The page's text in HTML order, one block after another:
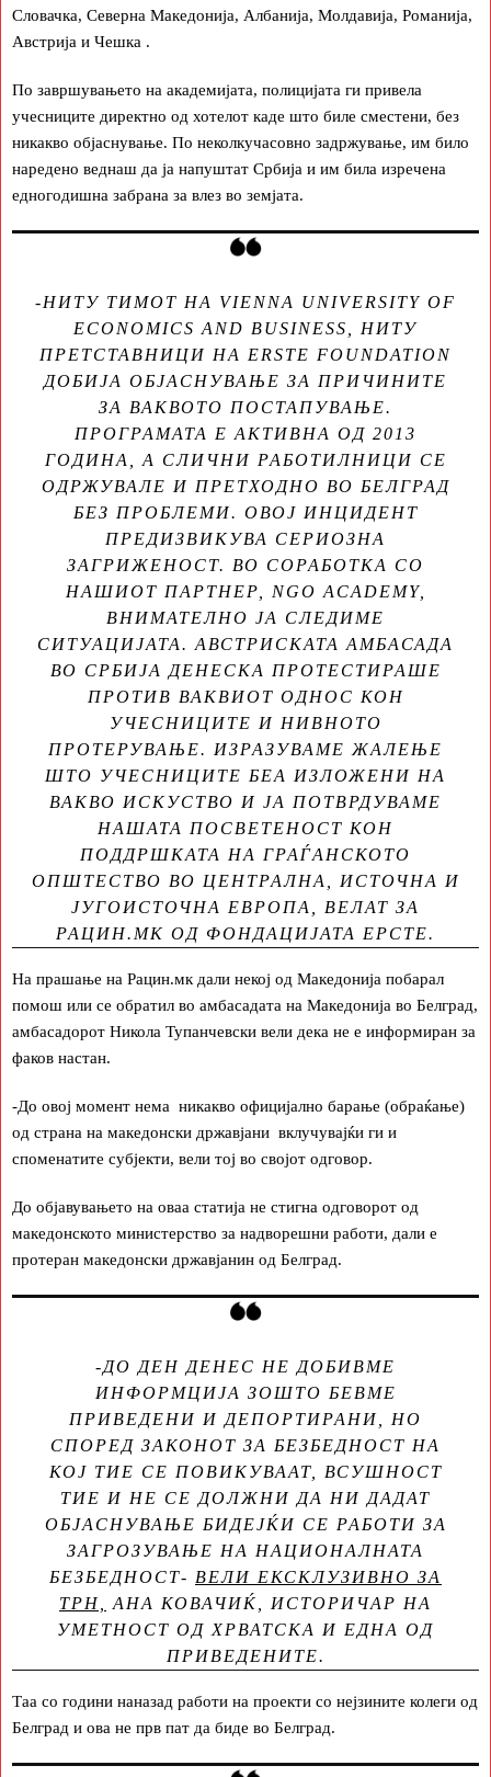
Словачка, Северна Македонија, Албанија, Молдавија, Романија,
Австрија и Чешка .
По завршувањето на академијата, полицијата ги привела
учесниците директно од хотелот каде што биле сместени, без
никакво објаснување. По неколкучасовно задржување, им било
наредено веднаш да ја напуштат Србија и им била изречена
едногодишна забрана за влез во земјата.
-НИТУ ТИМОТ НА VIENNA UNIVERSITY OF
ECONOMICS AND BUSINESS, НИТУ
ПРЕТСТАВНИЦИ НА ERSTE FOUNDATION
ДОБИЈА ОБЈАСНУВАЊЕ ЗА ПРИЧИНИТЕ
ЗА ВАКВОТО ПОСТАПУВАЊЕ.
ПРОГРАМАТА Е АКТИВНА ОД 2013
ГОДИНА, А СЛИЧНИ РАБОТИЛНИЦИ СЕ
ОДРЖУВАЛЕ И ПРЕТХОДНО ВО БЕЛГРАД
БЕЗ ПРОБЛЕМИ. ОВОЈ ИНЦИДЕНТ
ПРЕДИЗВИКУВА СЕРИОЗНА
ЗАГРИЖЕНОСТ. ВО СОРАБОТКА СО
НАШИОТ ПАРТНЕР, NGO ACADEMY,
ВНИМАТЕЛНО ЈА СЛЕДИМЕ
СИТУАЦИЈАТА. АВСТРИСКАТА АМБАСАДА
ВО СРБИЈА ДЕНЕСКА ПРОТЕСТИРАШЕ
ПРОТИВ ВАКВИОТ ОДНОС КОН
УЧЕСНИЦИТЕ И НИВНОТО
ПРОТЕРУВАЊЕ. ИЗРАЗУВАМЕ ЖАЛЕЊЕ
ШТО УЧЕСНИЦИТЕ БЕА ИЗЛОЖЕНИ НА
ВАКВО ИСКУСТВО И ЈА ПОТВРДУВАМЕ
НАШАТА ПОСВЕТЕНОСТ КОН
ПОДДРШКАТА НА ГРАЃАНСКОТО
ОПШТЕСТВО ВО ЦЕНТРАЛНА, ИСТОЧНА И
ЈУГОИСТОЧНА ЕВРОПА, ВЕЛАТ ЗА
РАЦИН.МК ОД ФОНДАЦИЈАТА ЕРСТЕ.
На прашање на Рацин.мк дали некој од Македонија побарал
помош или се обратил во амбасадата на Македонија во Белград,
амбасадорот Никола Тупанчевски вели дека не е информиран за
факов настан.
-До овој момент нема никакво официјално барање (обраќање)
од страна на македонски државјани вклучувајќи ги и
споменатите субјекти, вели тој во својот одговор.
До објавувањето на оваа статија не стигна одговорот од
македонското министерство за надворешни работи, дали е
протеран македонски државјанин од Белград.
-ДО ДЕН ДЕНЕС НЕ ДОБИВМЕ
ИНФОРМЦИЈА ЗОШТО БЕВМЕ
ПРИВЕДЕНИ И ДЕПОРТИРАНИ, НО
СПОРЕД ЗАКОНОТ ЗА БЕЗБЕДНОСТ НА
КОЈ ТИЕ СЕ ПОВИКУВААТ, ВСУШНОСТ
ТИЕ И НЕ СЕ ДОЛЖНИ ДА НИ ДАДАТ
ОБЈАСНУВАЊЕ БИДЕЈЌИ СЕ РАБОТИ ЗА
ЗАГРОЗУВАЊЕ НА НАЦИОНАЛНАТА
БЕЗБЕДНОСТ- ВЕЛИ ЕКСКЛУЗИВНО ЗА
ТРН,
АНА КОВАЧИЌ, ИСТОРИЧАР НА
УМЕТНОСТ ОД ХРВАТСКА И ЕДНА ОД
ПРИВЕДЕНИТЕ.
Таа со години наназад работи на проекти со нејзините колеги од
Белград и ова не прв пат да биде во Белград.